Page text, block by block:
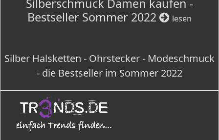
Silberschmuck Damen kaufen -
Bestseller Sommer 2022
lesen
Silber Halsketten - Ohrstecker - Modeschmuck
- die Bestseller im Sommer 2022